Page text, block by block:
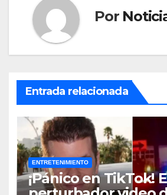
Por
Entrada relacionada
ENTRETENIMIENTO
¡Pánico en TikTok!